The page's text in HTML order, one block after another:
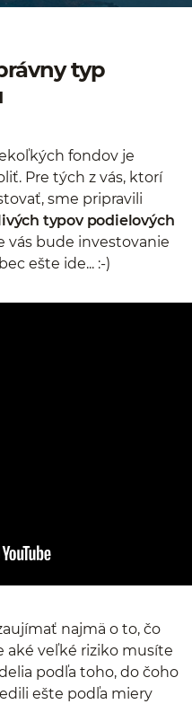
typ
fondov je
Pre tých z vás, ktorí
sme pripravili
typov podielových
vás bude investovanie
ešte ide... :-)
najmä o to, čo
aké veľké riziko musíte
podľa toho, do čoho
ešte podľa miery